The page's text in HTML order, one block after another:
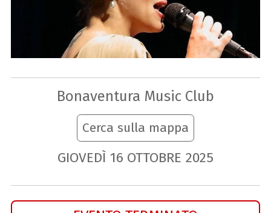
Bonaventura Music Club
Cerca sulla mappa
GIOVEDÌ 16 OTTOBRE 2025